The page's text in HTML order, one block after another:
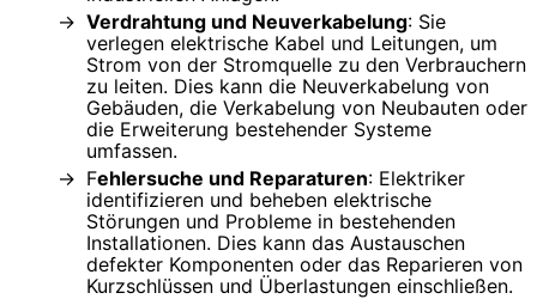
Verdrahtung und Neuverkabelung: Sie
verlegen elektrische Kabel und Leitungen, um
Strom von der Stromquelle zu den Verbrauchern
zu leiten. Dies kann die Neuverkabelung von
Gebäuden, die Verkabelung von Neubauten oder
die Erweiterung bestehender Systeme
umfassen.
Fehlersuche und Reparaturen: Elektriker
identifizieren und beheben elektrische
Störungen und Probleme in bestehenden
Installationen. Dies kann das Austauschen
defekter Komponenten oder das Reparieren von
Kurzschlüssen und Überlastungen einschließen.